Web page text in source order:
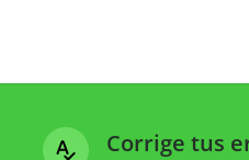
Corrige tus